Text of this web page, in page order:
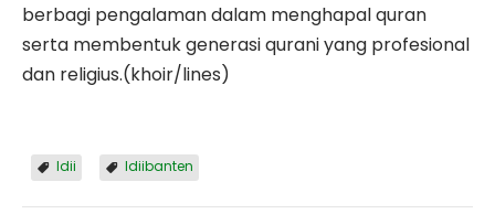
berbagi pengalaman dalam menghapal quran
serta membentuk generasi qurani yang profesional
dan religius.(khoir/lines)
ldii ldiibanten